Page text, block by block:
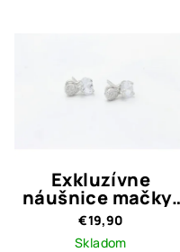
Exkluzívne
náušnice mačky-
strieborné 925
€19,90
Skladom